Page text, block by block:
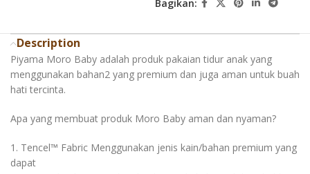
Bagikan:
Description
Piyama Moro Baby adalah produk pakaian tidur anak yang
menggunakan bahan2 yang premium dan juga aman untuk buah
hati tercinta.
Apa yang membuat produk Moro Baby aman dan nyaman?
1. Tencel™️ Fabric Menggunakan jenis kain/bahan premium yang
dapat